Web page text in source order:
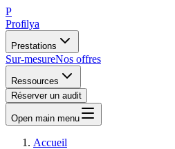
P
Profilya
Prestations
Sur-mesureNos offres
Ressources
Réserver un audit
Open main menu
Accueil